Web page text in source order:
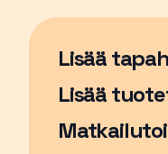
Lisää
Sivu
Lisää